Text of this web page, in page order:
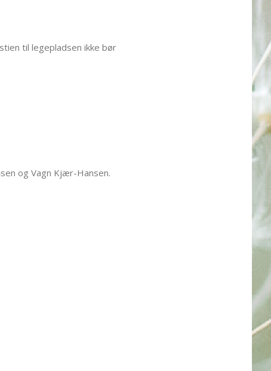
til legepladsen ikke bør
og Vagn Kjær-Hansen.